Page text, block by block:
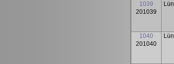
1039
201039
Lün
1040
201040
Lün